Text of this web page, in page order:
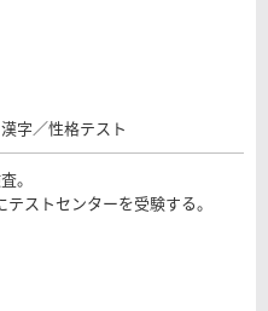
字／性格テスト
。
ストセンターを受験する。